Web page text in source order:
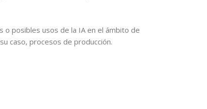
o posibles usos de la IA en el ámbito de
caso, procesos de producción.